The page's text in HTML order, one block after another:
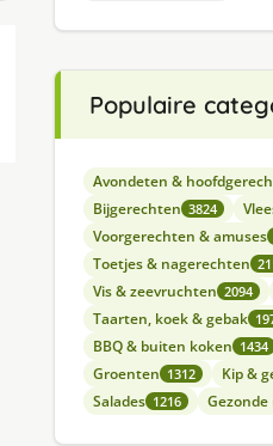
Populaire
Avondeten &
Bijgerechten 3824
Voorgerechten & amuses
Toetjes & nagerechten
Vis & zeevruchten 2094
Taarten, koek & gebak
BBQ & buiten koken 1434
Groenten 1312 Kip &
Salades 1216